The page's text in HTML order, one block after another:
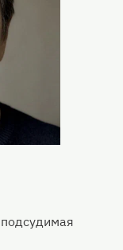
подсудимая